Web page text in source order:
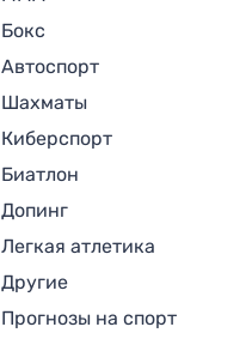
Бокс
Автоспорт
Шахматы
Киберспорт
Биатлон
Допинг
Легкая атлетика
Другие
Прогнозы на спорт